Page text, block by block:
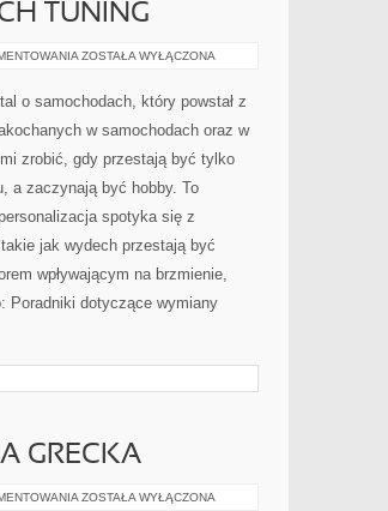
TUNING
KOLEKTORY
ICH
TUNING
ZOSTAŁA WYŁĄCZONA
o samochodach, który powstał z
w samochodach oraz w
zrobić, gdy przestają być tylko
a zaczynają być hobby. To
spotyka się z
jak wydech przestają być
wpływającym na brzmienie,
Poradniki dotyczące wymiany
GRECKA
KUCHNIA
ZOSTAŁA WYŁĄCZONA